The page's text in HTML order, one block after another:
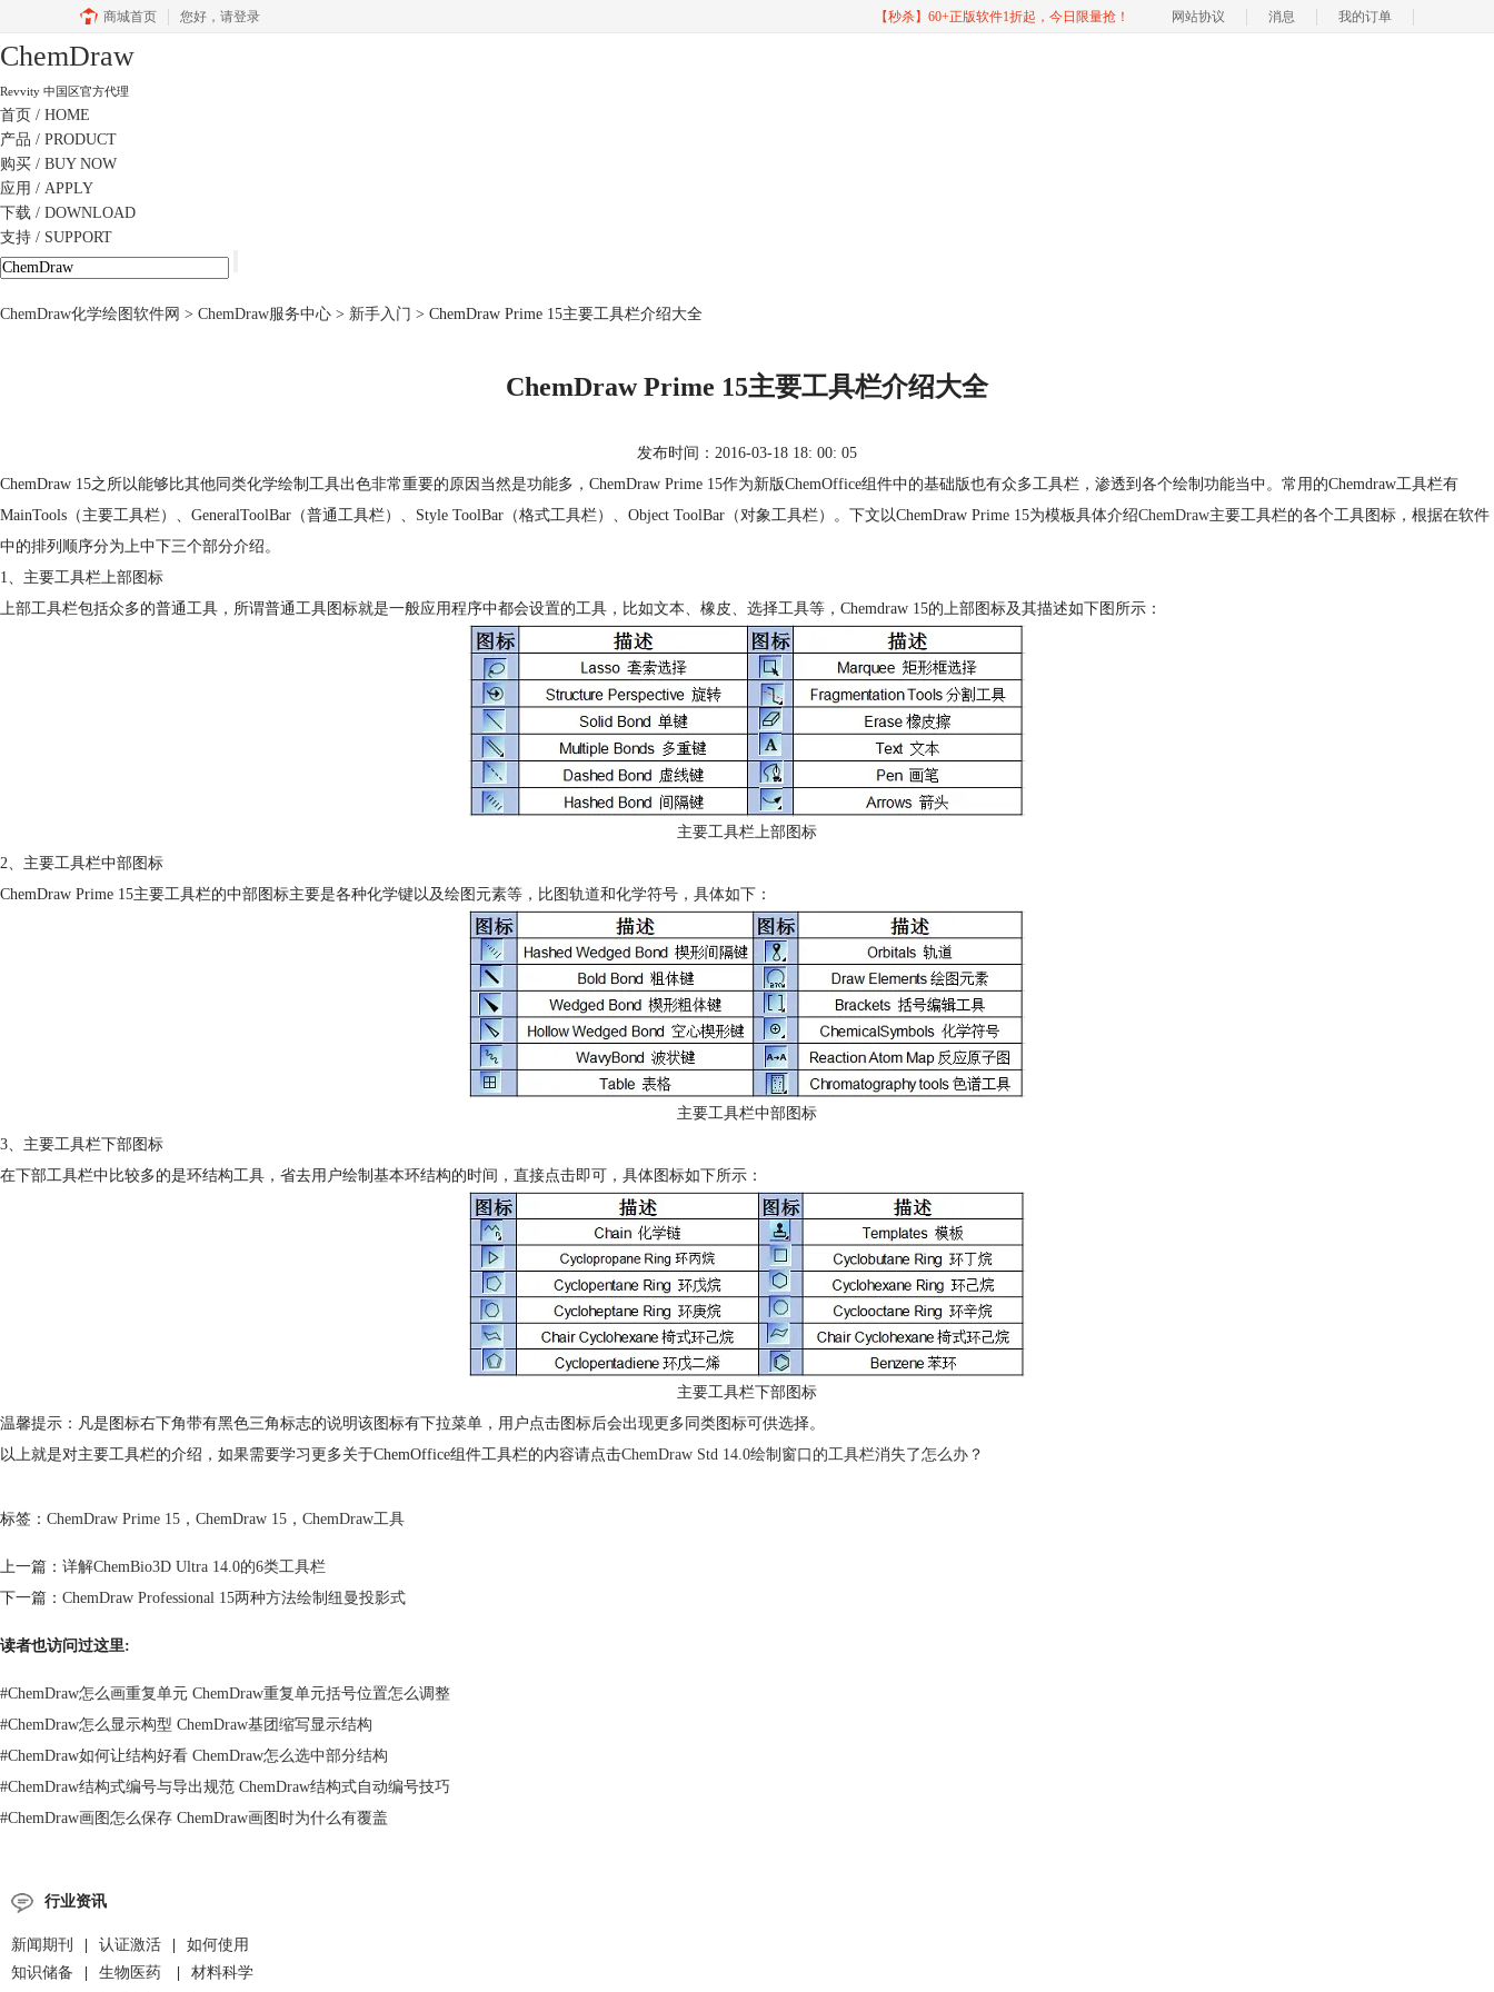
商城首页 您好， 请登录 【秒杀】60+正版软件1折起，今日限量抢！ 网站协议 消息 我的订单
ChemDraw
Revvity 中国区官方代理
首页 / HOME
产品 / PRODUCT
购买 / BUY NOW
应用 / APPLY
下载 / DOWNLOAD
支持 / SUPPORT
ChemDraw化学绘图软件网 > ChemDraw服务中心 > 新手入门 > ChemDraw Prime 15主要工具栏介绍大全
ChemDraw Prime 15主要工具栏介绍大全
发布时间：2016-03-18 18: 00: 05
ChemDraw 15之所以能够比其他同类化学绘制工具出色非常重要的原因当然是功能多，ChemDraw Prime 15作为新版ChemOffice组件中的基础版也有众多工具栏，渗透到各个绘制功能当中。常用的Chemdraw工具栏有
MainTools（主要工具栏）、GeneralToolBar（普通工具栏）、Style ToolBar（格式工具栏）、Object ToolBar（对象工具栏）。下文以ChemDraw Prime 15为模板具体介绍ChemDraw主要工具栏的各个工具图标，根据在软件
中的排列顺序分为上中下三个部分介绍。
1、主要工具栏上部图标
上部工具栏包括众多的普通工具，所谓普通工具图标就是一般应用程序中都会设置的工具，比如文本、橡皮、选择工具等，Chemdraw 15的上部图标及其描述如下图所示：
主要工具栏上部图标
2、主要工具栏中部图标
ChemDraw Prime 15主要工具栏的中部图标主要是各种化学键以及绘图元素等，比图轨道和化学符号，具体如下：
主要工具栏中部图标
3、主要工具栏下部图标
在下部工具栏中比较多的是环结构工具，省去用户绘制基本环结构的时间，直接点击即可，具体图标如下所示：
主要工具栏下部图标
温馨提示：凡是图标右下角带有黑色三角标志的说明该图标有下拉菜单，用户点击图标后会出现更多同类图标可供选择。
以上就是对主要工具栏的介绍，如果需要学习更多关于ChemOffice组件工具栏的内容请点击ChemDraw Std 14.0绘制窗口的工具栏消失了怎么办 ？
标签： ChemDraw Prime 15 ， ChemDraw 15 ， ChemDraw工具
上一篇： 详解ChemBio3D Ultra 14.0的6类工具栏
下一篇： ChemDraw Professional 15两种方法绘制纽曼投影式
读者也访问过这里:
#ChemDraw怎么画重复单元 ChemDraw重复单元括号位置怎么调整
#ChemDraw怎么显示构型 ChemDraw基团缩写显示结构
#ChemDraw如何让结构好看 ChemDraw怎么选中部分结构
#ChemDraw结构式编号与导出规范 ChemDraw结构式自动编号技巧
#ChemDraw画图怎么保存 ChemDraw画图时为什么有覆盖
行业资讯
新闻期刊 认证激活
如何使用
知识储备
生物医药
材料科学